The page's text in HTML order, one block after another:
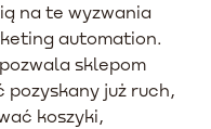
na te wyzwania
automation.
sklepom
już ruch,
koszyki,